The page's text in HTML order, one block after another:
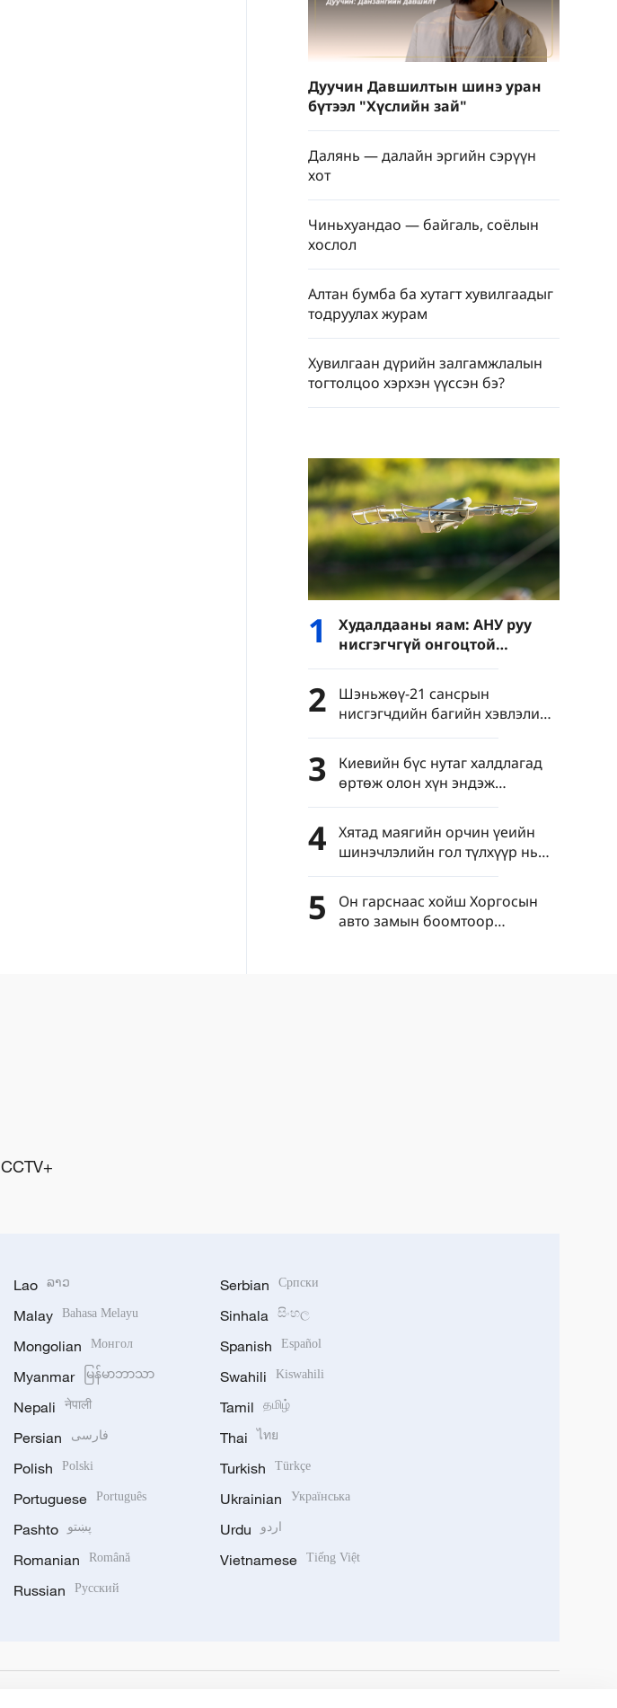
Дуучин Давшилтын шинэ уран
бүтээл "Хүслийн зай"
Далянь — далайн эргийн сэрүүн
хот
Чиньхуандао — байгаль, соёлын
хослол
Алтан бумба ба хутагт хувилгаадыг
тодруулах журам
Хувилгаан дүрийн залгамжлалын
тогтолцоо хэрхэн үүссэн бэ?
1
Худалдааны яам: АНУ руу
нисгэгчгүй онгоцтой
холбоотой давхар
хэрэглээний барааны
экспортын хяналтыг
чангатгана
2
Шэньжөү-21 сансрын
нисгэгчдийн багийн хэвлэлийн
бага хурал Бээжинд болов
3
Киевийн бүс нутаг халдлагад
өртөж олон хүн эндэж
шархдав
4
Хятад маягийн орчин үеийн
шинэчлэлийн гол түлхүүр нь
яагаад шинжлэх ухаан,
технологийн шинэчлэл вэ?
5
Он гарснаас хойш Хоргосын
авто замын боомтоор
CCTV+
Lao ລາວ
Malay Bahasa Melayu
Mongolian Монгол
Myanmar မြန်မာဘာသာ
Nepali नेपाली
Persian فارسی
Polish Polski
Portuguese Português
Pashto پښتو
Romanian Română
Russian Русский
Serbian Српски
Sinhala සිංහල
Spanish Español
Swahili Kiswahili
Tamil தமிழ்
Thai ไทย
Turkish Türkçe
Ukrainian Українська
Urdu اردو
Vietnamese Tiếng Việt